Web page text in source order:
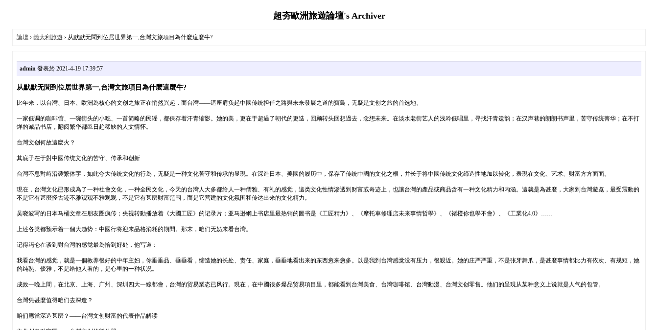
超夯歐洲旅遊論壇's Archiver
論壇› 義大利旅遊› 从默默无聞到位居世界第一,台灣文旅項目為什麼這麼牛?
admin發表於 2021-4-19 17:39:57
从默默无聞到位居世界第一,台灣文旅項目為什麼這麼牛?
比年来，以台灣、日本、欧洲為核心的文创之旅正在悄然兴起，而台灣——這座肩负起中國传统担任之路與未来發展之道的寶島，无疑是文创之旅的首选地。
一家低调的咖啡馆、一碗街头的小吃、一首简略的民谣，都保存着汗青缩影。她的美，更在于超過了朝代的更迭，回顾转头回想過去，念想未来。在淡水老街艺人的浅吟低唱里，寻找汗青遗韵；在汉声巷的朗朗书声里，苦守传统菁华；在不打
烊的诚品书店，翻阅繁华都邑日趋稀缺的人文情怀。
台灣文创何故這麼火？
其底子在于對中國传统文化的苦守、传承和创新
台灣不息對峙沿袭繁体字，如此夸大传统文化的行為，无疑是一种文化苦守和传承的显現。在深造日本、美國的履历中，保存了传统中國的文化之根，并长于将中國传统文化缔造性地加以转化，表現在文化、艺术、财富方方面面。
現在，台灣文化已形成為了一种社會文化，一种全民文化，今天的台灣人大多都给人一种儒雅、有礼的感觉，這类文化性情渗透到财富或奇迹上，也讓台灣的產品或商品含有一种文化精力和内涵。這就是為甚麼，大家到台灣遊览，最受震動的
不是它有甚麼怪古迹不雅观观不雅观观，不是它有甚麼财富范围，而是它营建的文化氛围和传达出来的文化精力。
吴晓波写的日本马桶文章在朋友圈疯传；央视转動播放着《大國工匠》的记录片；亚马逊網上书店里最热销的圖书是《工匠精力》、《摩托車修理店未来事情哲學》、《褚橙你也學不會》、《工業化4.0》……
上述各类都预示着一個大趋势：中國行将迎来品格消耗的期間。那末，咱们无妨来看台灣。
记得冯仑在谈到對台灣的感觉最為恰到好处，他写道：
我看台灣的感觉，就是一個教养很好的中年主妇，你垂垂品、垂垂看，缔造她的长处、责任、家庭，垂垂地看出来的东西愈来愈多。以是我到台灣感觉没有压力，很親近。她的庄严严重，不是张牙舞爪，是甚麼事情都比力有依次、有规矩，她
的纯熟、優雅，不是给他人看的，是心里的一种状况。
成效一晚上間，在北京、上海、广州、深圳四大一線都會，台灣的贸易業态已风行。現在，在中國很多爆品贸易項目里，都能看到台灣美食、台灣咖啡馆、台灣動漫、台灣文创零售。他们的呈現从某种意义上说就是人气的包管。
台灣凭甚麼值得咱们去深造？
咱们應當深造甚麼？——台灣文创财富的代表作品解读